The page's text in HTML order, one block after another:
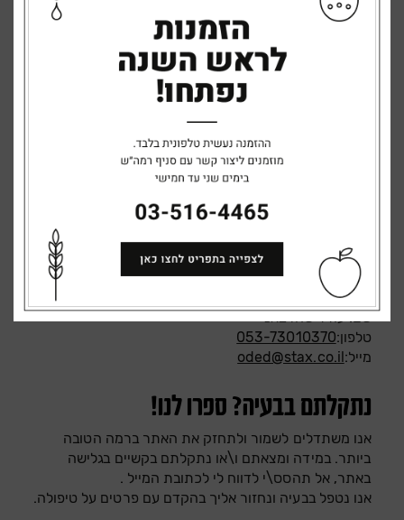
נגישות פיזית במקום:
חנייה נגישה במתחם
מתן שירות ללא המתנה בתור
דלת כניסה נגישה
איש קשר לפניות בנושא נגישות:
שם: עודד שהרבאני
טלפון:053-73010370
מייל:oded@stax.co.il
נתקלתם בבעיה? ספרו לנו!
אנו משתדלים לשמור ולתחזק את האתר ברמה הטובה
ביותר. במידה ומצאתם ו\או נתקלתם בקשיים בגלישה
באתר, אל תהסס\י לדווח לי לכתובת המייל .
אנו נטפל בבעיה ונחזור אליך בהקדם עם פרטים על טיפולה.